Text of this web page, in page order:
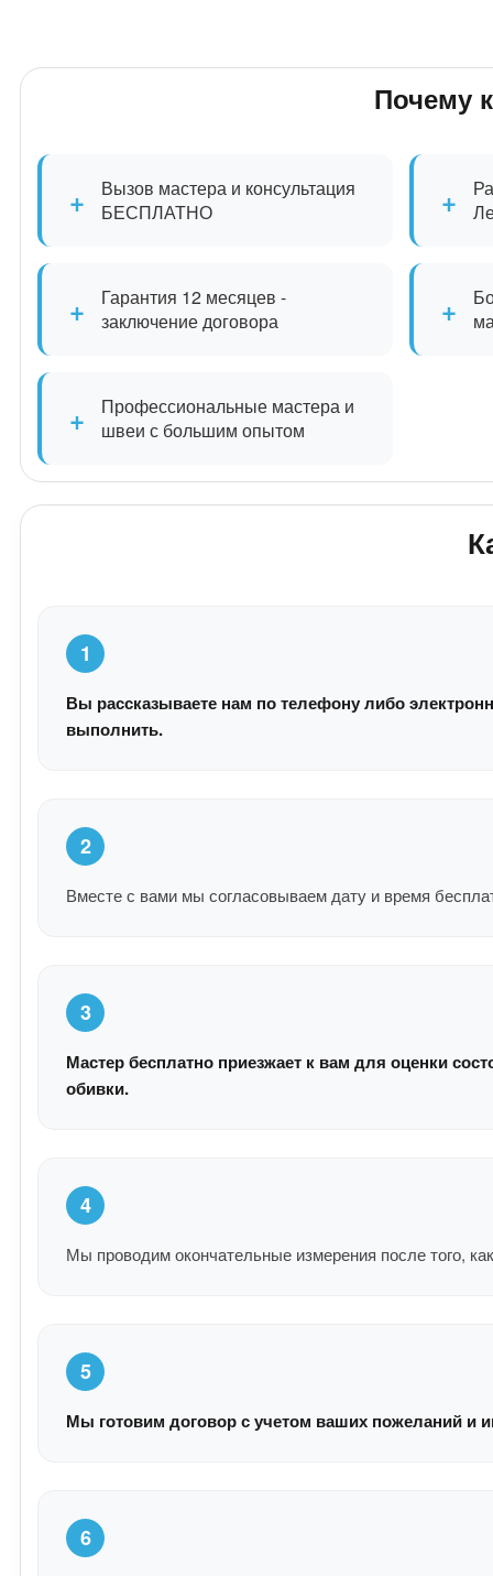
Почему
+
Вызов мастера и консультация
БЕСПЛАТНО
+
+
Гарантия 12 месяцев -
заключение договора
+
+
Профессиональные мастера и
швеи с большим опытом
1
Вы рассказываете нам по телефону либо
выполнить.
2
Вместе с вами мы согласовываем дату и время
3
Мастер бесплатно приезжает к вам для оценки
обивки.
4
Мы проводим окончательные измерения после того,
5
Мы готовим договор с учетом ваших пожеланий и
6